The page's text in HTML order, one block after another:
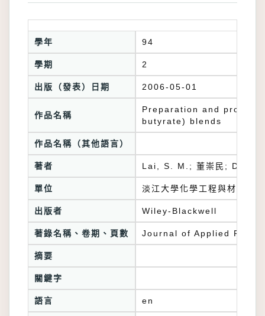
學年 94
學期 2
出版（發表）日期 2006-05-01
作品名稱
Preparation and
butyrate) blends
作品名稱（其他語言）
著者 Lai, S. M.; 董崇民; Don,
單位 淡江大學化學工程與材料工
出版者 Wiley-Blackwell
著錄名稱、卷期、頁數 Journal of Applied
摘要
關鍵字
語言 en